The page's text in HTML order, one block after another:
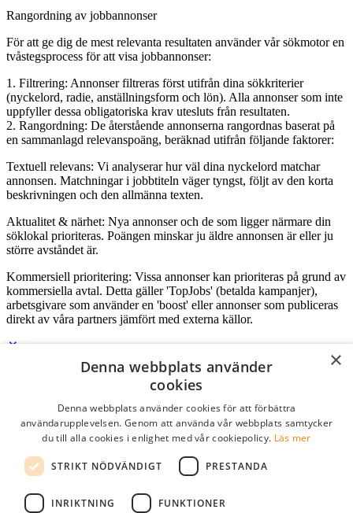
Rangordning av jobbannonser
För att ge dig de mest relevanta resultaten använder vår sökmotor en
tvåstegsprocess för att visa jobbannonser:
1. Filtrering: Annonser filtreras först utifrån dina sökkriterier
(nyckelord, radie, anställningsform och lön). Alla annonser som inte
uppfyller dessa obligatoriska krav utesluts från resultaten.
2. Rangordning: De återstående annonserna rangordnas baserat på
en sammanlagd relevanspoäng, beräknad utifrån följande faktorer:
Textuell relevans: Vi analyserar hur väl dina nyckelord matchar
annonsen. Matchningar i jobbtiteln väger tyngst, följt av den korta
beskrivningen och den allmänna texten.
Aktualitet & närhet: Nya annonser och de som ligger närmare din
söklokal prioriteras. Poängen minskar ju äldre annonsen är eller ju
större avståndet är.
Kommersiell prioritering: Vissa annonser kan prioriteras på grund av
kommersiella avtal. Detta gäller 'TopJobs' (betalda kampanjer),
arbetsgivare som använder en 'boost' eller annonser som publiceras
direkt av våra partners jämfört med externa källor.
Lösenord
kom ihåg mig
logga in
×
Denna webbplats använder
cookies
Denna webbplats använder cookies för att förbättra
användarupplevelsen. Genom att använda vår webbplats samtycker
du till alla cookies i enlighet med vår cookiepolicy. Läs mer
STRIKT NÖDVÄNDIGT PRESTANDA
INRIKTNING FUNKTIONER